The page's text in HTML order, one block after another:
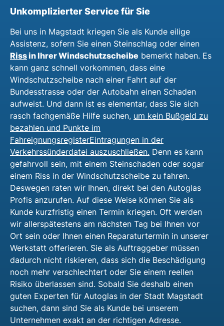
Unkomplizierter Service für Sie
Bei uns in Magstadt kriegen Sie als Kunde eilige
Assistenz, sofern Sie einen Steinschlag oder einen
Rissin Ihrer Windschutzscheibe bemerkt haben. Es
kann ganz schnell vorkommen, dass eine
Windschutzscheibe nach einer Fahrt auf der
Bundesstrasse oder der Autobahn einen Schaden
aufweist. Und dann ist es elementar, dass Sie sich
rasch fachgemäße Hilfe suchen, um kein Bußgeld zu
bezahlen und Punkte im
FahreignungsregisterEintragungen in der
Verkehrssünderdatei auszuschließen. Denn es kann
gefahrvoll sein, mit einem Steinschaden oder sogar
einem Riss in der Windschutzscheibe zu fahren.
Deswegen raten wir Ihnen, direkt bei den Autoglas
Profis anzurufen. Auf diese Weise können Sie als
Kunde kurzfristig einen Termin kriegen. Oft werden
wir allerspätestens am nächsten Tag bei Ihnen vor
Ort sein oder Ihnen einen Reparaturtermin in unserer
Werkstatt offerieren. Sie als Auftraggeber müssen
dadurch nicht riskieren, dass sich die Beschädigung
noch mehr verschlechtert oder Sie einem reellen
Risiko überlassen sind. Sobald Sie deshalb einen
guten Experten für Autoglas in der Stadt Magstadt
suchen, dann sind Sie als Kunde bei unserem
Unternehmen exakt an der richtigen Adresse.